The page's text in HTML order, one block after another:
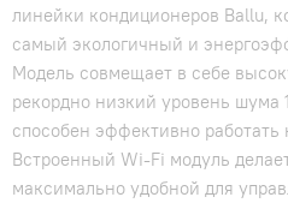
линейки кондиционеров Ballu,
самый экологичный и
Модель совмещает в себе
рекордно низкий уровень
способен эффективно работать
Встроенный Wi-Fi модуль
максимально удобной для